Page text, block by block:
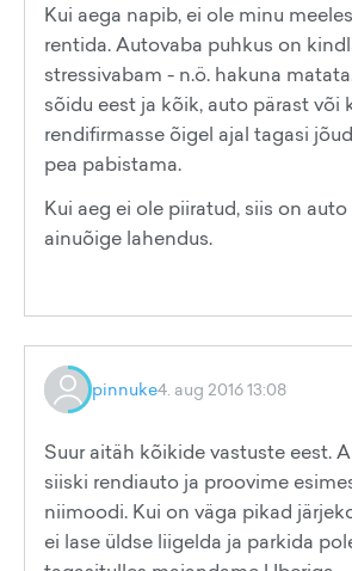
Kui aega napib, ei ole minu
rentida. Autovaba puhkus on
stressivabam - n.ö. hakuna
sõidu eest ja kõik, auto pärast või
rendifirmasse õigel ajal tagasi
pea pabistama.
Kui aeg ei ole piiratud, siis on
ainuõige lahendus.
pinnuke4. aug 2016 13:08
Suur aitäh kõikide vastuste eest.
siiski rendiauto ja proovime
niimoodi. Kui on väga pikad
ei lase üldse liigelda ja parkida